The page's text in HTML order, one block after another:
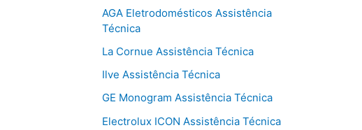
AGA Eletrodomésticos Assistência
Técnica
La Cornue Assistência Técnica
Ilve Assistência Técnica
GE Monogram Assistência Técnica
Electrolux ICON Assistência Técnica